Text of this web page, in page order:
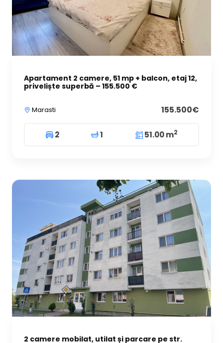
Apartament 2 camere, 51 mp + balcon, etaj 12,
priveliște superbă – 155.500 €
Marasti 155.500€
2 1 51.00 m2
2 camere mobilat, utilat și parcare pe str.